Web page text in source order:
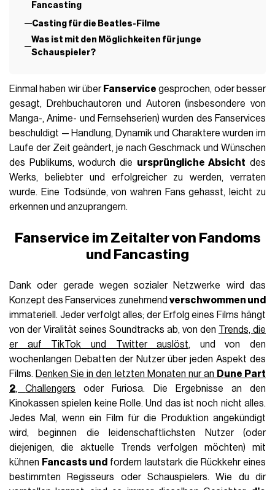
Fancasting
Casting für die Beatles-Filme
Was ist mit den Möglichkeiten für junge
Schauspieler?
Einmal haben wir über Fanservice gesprochen, oder besser
gesagt, Drehbuchautoren und Autoren (insbesondere von
Manga-, Anime- und Fernsehserien) wurden des Fanservices
beschuldigt — Handlung, Dynamik und Charaktere wurden im
Laufe der Zeit geändert, je nach Geschmack und Wünschen
des Publikums, wodurch die ursprüngliche Absicht des
Werks, beliebter und erfolgreicher zu werden, verraten
wurde. Eine Todsünde, von wahren Fans gehasst, leicht zu
erkennen und anzuprangern.
Fanservice im Zeitalter von Fandoms
und Fancasting
Dank oder gerade wegen sozialer Netzwerke wird das
Konzept des Fanservices zunehmend verschwommen und
immateriell. Jeder verfolgt alles; der Erfolg eines Films hängt
von der Viralität seines Soundtracks ab, von den Trends, die
er auf TikTok und Twitter auslöst, und von den
wochenlangen Debatten der Nutzer über jeden Aspekt des
Films. Denken Sie in den letzten Monaten nur an Dune Part
2,Challengers oder Furiosa. Die Ergebnisse an den
Kinokassen spielen keine Rolle. Und das ist noch nicht alles.
Jedes Mal, wenn ein Film für die Produktion angekündigt
wird, beginnen die leidenschaftlichsten Nutzer (oder
diejenigen, die aktuelle Trends verfolgen möchten) mit
kühnen Fancasts und fordern lautstark die Rückkehr eines
bestimmten Regisseurs oder Schauspielers. Wie du dir